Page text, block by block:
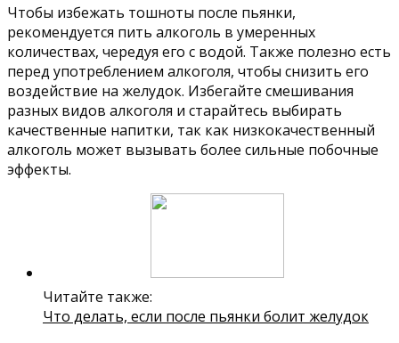
Чтобы избежать тошноты после пьянки,
рекомендуется пить алкоголь в умеренных
количествах, чередуя его с водой. Также полезно есть
перед употреблением алкоголя, чтобы снизить его
воздействие на желудок. Избегайте смешивания
разных видов алкоголя и старайтесь выбирать
качественные напитки, так как низкокачественный
алкоголь может вызывать более сильные побочные
эффекты.
Читайте также:
Что делать, если после пьянки болит желудок